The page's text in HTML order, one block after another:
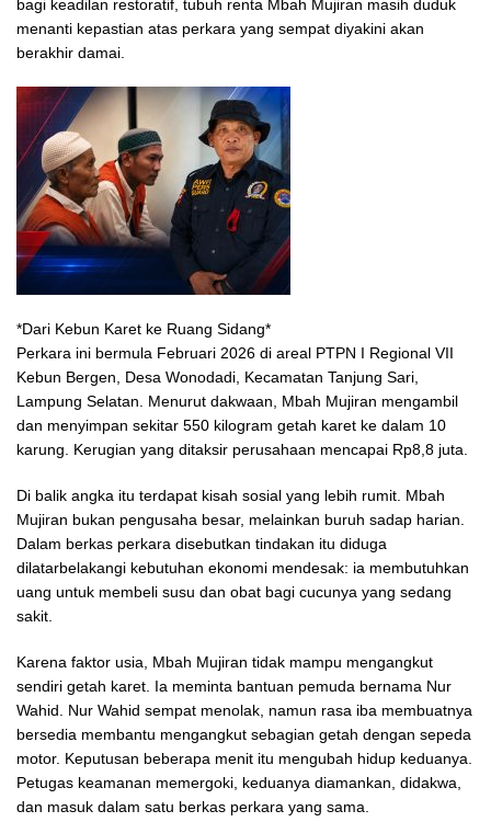
bagi keadilan restoratif, tubuh renta Mbah Mujiran masih duduk
menanti kepastian atas perkara yang sempat diyakini akan
berakhir damai.
*Dari Kebun Karet ke Ruang Sidang*
Perkara ini bermula Februari 2026 di areal PTPN I Regional VII
Kebun Bergen, Desa Wonodadi, Kecamatan Tanjung Sari,
Lampung Selatan. Menurut dakwaan, Mbah Mujiran mengambil
dan menyimpan sekitar 550 kilogram getah karet ke dalam 10
karung. Kerugian yang ditaksir perusahaan mencapai Rp8,8 juta.
Di balik angka itu terdapat kisah sosial yang lebih rumit. Mbah
Mujiran bukan pengusaha besar, melainkan buruh sadap harian.
Dalam berkas perkara disebutkan tindakan itu diduga
dilatarbelakangi kebutuhan ekonomi mendesak: ia membutuhkan
uang untuk membeli susu dan obat bagi cucunya yang sedang
sakit.
Karena faktor usia, Mbah Mujiran tidak mampu mengangkut
sendiri getah karet. Ia meminta bantuan pemuda bernama Nur
Wahid. Nur Wahid sempat menolak, namun rasa iba membuatnya
bersedia membantu mengangkut sebagian getah dengan sepeda
motor. Keputusan beberapa menit itu mengubah hidup keduanya.
Petugas keamanan memergoki, keduanya diamankan, didakwa,
dan masuk dalam satu berkas perkara yang sama.